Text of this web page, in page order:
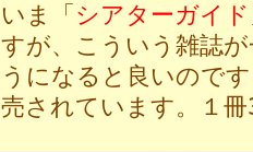
いま「 シアターガイド
すが、こういう雑誌
うになると良いので
売されています。１